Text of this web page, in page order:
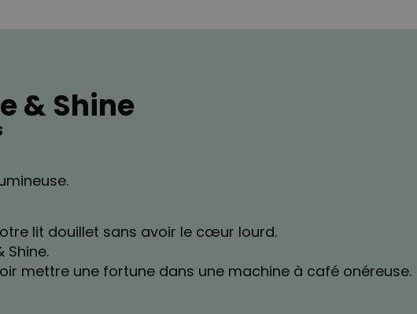
plus de 400
vendus
& Shine
lit douillet sans avoir le cœur lourd.
Shine.
mettre une fortune dans une machine à café onéreuse.